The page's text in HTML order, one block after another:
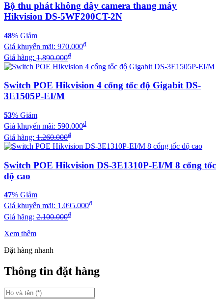
Bộ thu phát không dây camera thang máy
Hikvision DS-5WF200CT-2N
48% Giảm
Giá khuyến mãi: 970.000đ
Giá hãng: 1.890.000đ
Switch POE Hikvision 4 cổng tốc độ Gigabit DS-
3E1505P-EI/M
53% Giảm
Giá khuyến mãi: 590.000đ
Giá hãng: 1.260.000đ
Switch POE Hikvision DS-3E1310P-EI/M 8 cổng tốc
độ cao
47% Giảm
Giá khuyến mãi: 1.095.000đ
Giá hãng: 2.100.000đ
Xem thêm
Đặt hàng nhanh
Thông tin đặt hàng